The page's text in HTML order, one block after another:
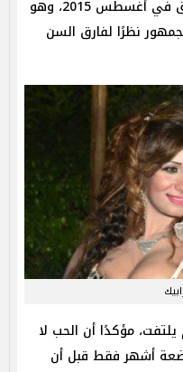
الثاني من الفنانة الشابة سارة طارق في أغسطس 2015، وهو
نظرًا لفارق السن
مؤكدًا أن الحب لا
أشهر فقط قبل أن